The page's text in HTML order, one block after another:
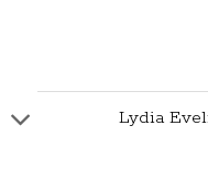
Lydia